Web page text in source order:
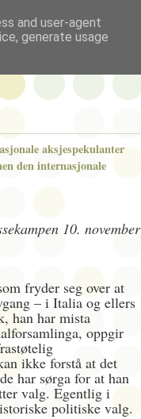
aksjespekulanter
den internasjonale
10. november
fryder seg over at
– i Italia og ellers
han har mista
oppgir
ikke forstå at det
har sørga for at han
valg. Egentlig i
politiske valg.
and user-agent
generate usage